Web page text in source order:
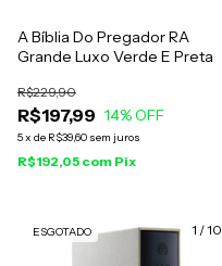
A Bíblia Do Pregador RA
Grande Luxo Verde E Preta
R$197,99
R$229,90
14% OFF
5x de R$39,60 sem juros
R$192,05 com Pix
1 /10
ESGOTADO